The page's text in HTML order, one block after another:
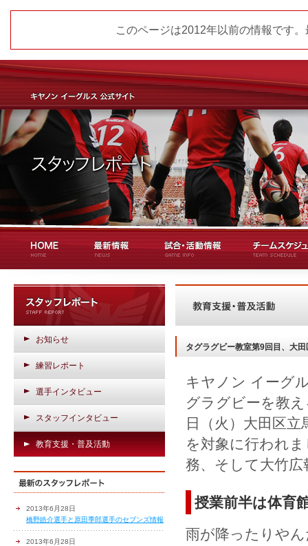
このページは2012年以前の情報です
お知らせ
練習レポート
選手インタビュー
スタッフインタビュー
教育支援・普及活動
2013年6月28日
橋野皓介選手と原田季郎選手のセブンズ情報
2013年6月28日
タグラグビー教室第9回目、大
キヤノン イーグ
グラグビーを教
日（火）大田区
を対象に行われ
務、そして大竹
授業前半は体育
雨が降ったりや